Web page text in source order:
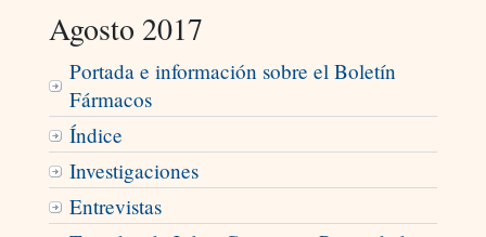
Agosto 2017
Portada e información sobre el Boletín
Fármacos
Índice
Investigaciones
Entrevistas